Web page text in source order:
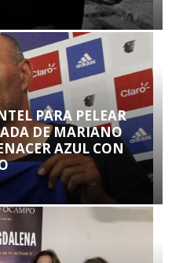
PARA PELEAR
DE MARIANO
AZUL CON